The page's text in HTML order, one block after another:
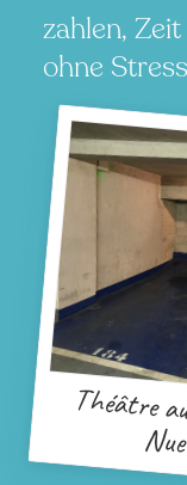
zahlen,
ohne
Théâtre